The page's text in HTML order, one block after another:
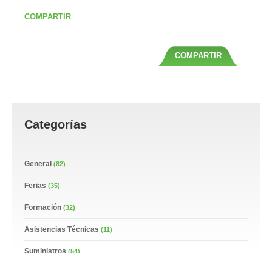
COMPARTIR
COMPARTIR
Categorías
General (82)
Ferias (35)
Formación (32)
Asistencias Técnicas (11)
(54)